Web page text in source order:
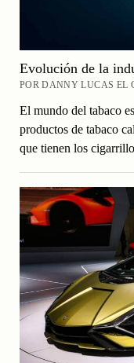
Evolución de la
POR DANNY LUCAS EL
El mundo del tabaco
productos de tabaco
que tienen los